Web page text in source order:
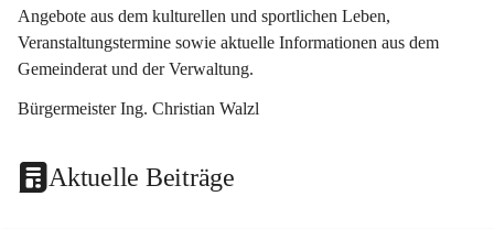
Angebote aus dem kulturellen und sportlichen Leben,
Veranstaltungstermine sowie aktuelle Informationen aus dem
Gemeinderat und der Verwaltung.
Bürgermeister Ing. Christian Walzl
Aktuelle Beiträge